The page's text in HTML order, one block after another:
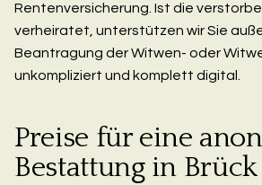
Rentenversicherung. Ist die
verheiratet, unterstützen wir Sie
Beantragung der Witwen- oder
unkompliziert und komplett digital.
Preise für eine
Bestattung in Brück